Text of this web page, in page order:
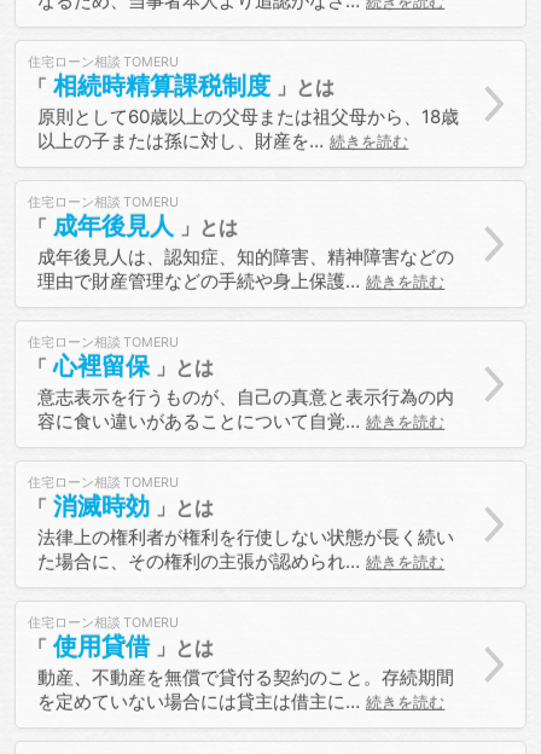
住宅ローン相談
相続時精算課税制度
原則として60歳以上の父母または祖父母から、18歳
以上の子または孫に対し、財産を… 続きを読む
住宅ローン相談
成年後見人
成年後見人は、認知症、知的障害、精神障害などの
理由で財産管理などの手続や身上保護… 続きを読む
住宅ローン相談
心裡留保
意志表示を行うものが、自己の真意と表示行為の内
容に食い違いがあることについて自覚… 続きを読む
住宅ローン相談
消滅時効
法律上の権利者が権利を行使しない状態が長く続い
た場合に、その権利の主張が認められ… 続きを読む
住宅ローン相談
使用貸借
動産、不動産を無償で貸付る契約のこと。存続期間
を定めていない場合には貸主は借主に… 続きを読む